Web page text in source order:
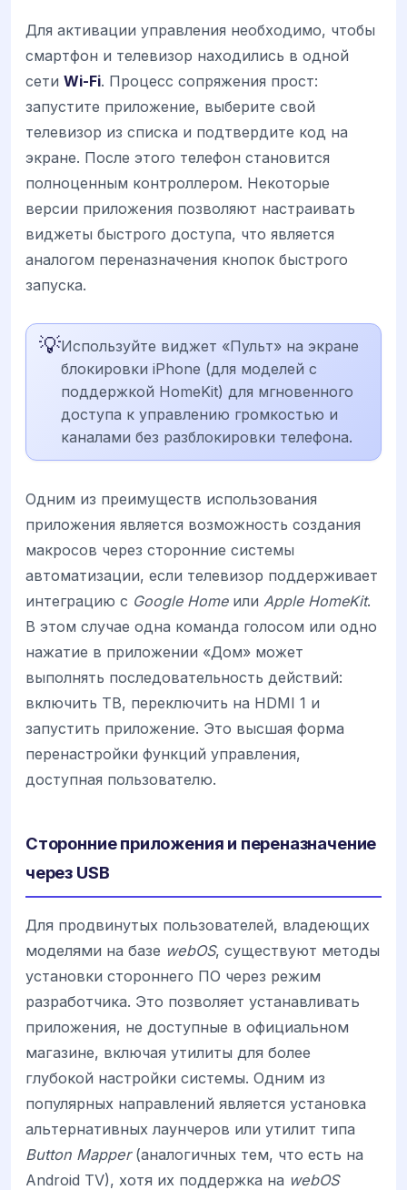
Для активации управления необходимо, чтобы
смартфон и телевизор находились в одной
сети Wi-Fi. Процесс сопряжения прост:
запустите приложение, выберите свой
телевизор из списка и подтвердите код на
экране. После этого телефон становится
полноценным контроллером. Некоторые
версии приложения позволяют настраивать
виджеты быстрого доступа, что является
аналогом переназначения кнопок быстрого
запуска.
💡Используйте виджет «Пульт» на экране
блокировки iPhone (для моделей с
поддержкой HomeKit) для мгновенного
доступа к управлению громкостью и
каналами без разблокировки телефона.
Одним из преимуществ использования
приложения является возможность создания
макросов через сторонние системы
автоматизации, если телевизор поддерживает
интеграцию с Google Homeили Apple HomeKit.
В этом случае одна команда голосом или одно
нажатие в приложении «Дом» может
выполнять последовательность действий:
включить ТВ, переключить на HDMI 1 и
запустить приложение. Это высшая форма
перенастройки функций управления,
доступная пользователю.
Сторонние приложения и переназначение
через USB
Для продвинутых пользователей, владеющих
моделями на базе webOS, существуют методы
установки стороннего ПО через режим
разработчика. Это позволяет устанавливать
приложения, не доступные в официальном
магазине, включая утилиты для более
глубокой настройки системы. Одним из
популярных направлений является установка
альтернативных лаунчеров или утилит типа
Button Mapper(аналогичных тем, что есть на
Android TV), хотя их поддержка на webOS